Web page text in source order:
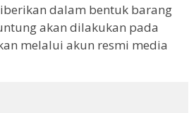
dalam bentuk barang
akan dilakukan pada
melalui akun resmi media